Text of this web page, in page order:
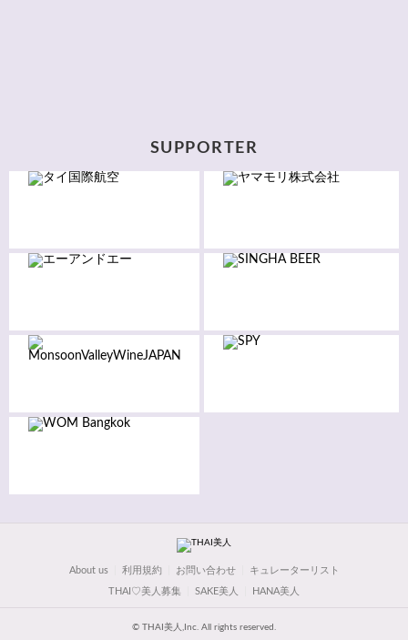
SUPPORTER
About us 利用規約 お問い合わせ キュレーターリスト
THAI♡美人募集 SAKE美人 HANA美人
© THAI美人,Inc. All rights reserved.